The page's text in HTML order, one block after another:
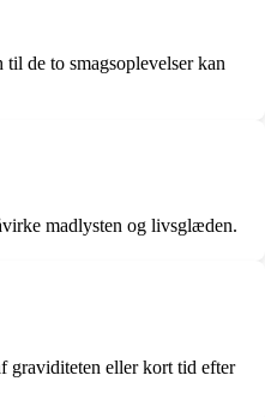
de to smagsoplevelser kan
madlysten og livsglæden.
graviditeten eller kort tid efter